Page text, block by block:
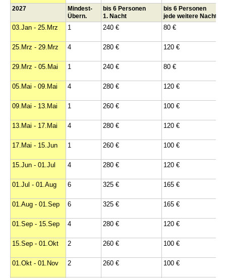
2027
Mindest-
Übern.
bis 6 Personen
1. Nacht
bis 6 Personen
jede weitere Nacht
03.Jan - 25.Mrz 1 240 € 80 €
25.Mrz - 29.Mrz
4 280 € 120 €
29.Mrz - 05.Mai
1 240 € 80 €
05.Mai - 09.Mai
4 280 € 120 €
09.Mai - 13.Mai
1 260 € 100 €
13.Mai - 17.Mai
4 280 € 120 €
17.Mai - 15.Jun
1 260 € 100 €
15.Jun - 01.Jul
4 280 € 120 €
01.Jul - 01.Aug
6 325 € 165 €
01.Aug - 01.Sep
6 325 € 165 €
01.Sep - 15.Sep
4 280 € 120 €
15.Sep - 01.Okt
2 260 € 100 €
01.Okt - 01.Nov
2 260 € 100 €